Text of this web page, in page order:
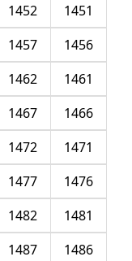
1451
1452
1456
1457
1461
1462
1466
1467
1471
1472
1476
1477
1481
1482
1486
1487